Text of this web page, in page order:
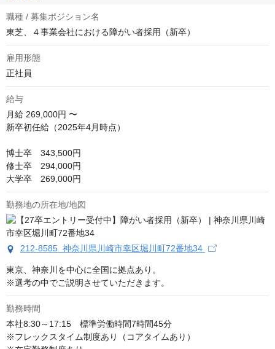
職種 / 募集ポジション名
東芝、４事業会社における障がい者採用（新卒）
雇用形態
正社員
給与
月給 269,000円 〜
新卒初任給（2025年4月時点）
博士卒　343,500円
修士卒　294,000円
大学卒　269,000円
勤務地の所在地/地図
212-8585 神奈川県川崎市幸区堀川町72番地34
東京、神奈川を中心に全国に拠点あり。
※選考の中でご説明させていただきます。
勤務時間
本社8:30～17:15　標準労働時間7時間45分
※フレックスタイム制度あり（コアタイムあり）